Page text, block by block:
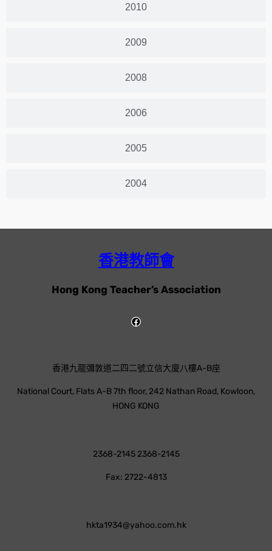
2010
2009
2008
2006
2005
2004
香港教師會
Hong Kong Teacher’s Association
香港九龍彌敦道二四二號立信大廈八樓A-B座
National Court, Flats A-B 7th floor, 242 Nathan Road, Kowloon,
HONG KONG
2368-2145 2368-2145
Fax: 2722-4813
hkta1934@yahoo.com.hk